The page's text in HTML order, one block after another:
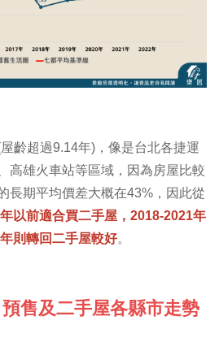
齡超過9.14年)，像是台北各捷運
高雄火車站等區域，因為房屋比較
長期平均價差大概在43%，因此從
以前適合買二手屋，2018-2021年
則轉回二手屋較好。
售及二手屋各縣市走勢